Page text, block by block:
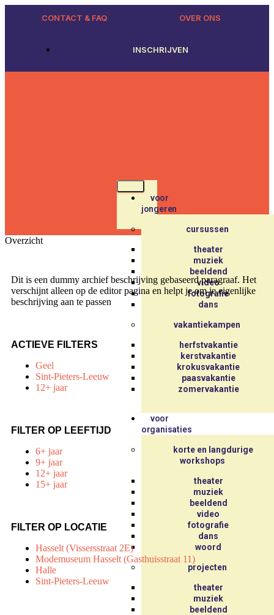
CONTACT & FAQ OVER ONS
INSCHRIJVEN
voor
jongeren
cursussen
theater
muziek
beeldend
video
fotografie
dans
vakantiekampen
herfstvakantie
kerstvakantie
krokusvakantie
paasvakantie
zomervakantie
voor
organisaties
korte en langdurige
workshops
theater
muziek
beeldend
video
fotografie
dans
woord
projecten
theater
muziek
beeldend
Overzicht
Dit is een dummy archief beschrijving gebaseerd paragraaf. Het
verschijnt alleen op de editor pagina en helpt je om je eigenlijke
beschrijving aan te passen
ACTIEVE FILTERS
Geel
Sint-Pieters-Leeuw
12+ jaar
FILTER OP LEEFTIJD
6+ jaar
9+ jaar
12+ jaar
15+ jaar
FILTER OP LOCATIE
Hasselt (Vissersstraat 2E)
Modemuseum Hasselt (Gasthuisstraat 11)
Halle
Sint-Pieters-Leeuw